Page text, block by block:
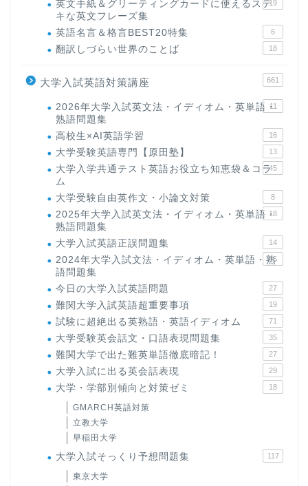
英文手紙＆グリーティングカードに使えるステ
キな英文フレーズ集
19
英語名言＆格言BEST20特集 6
翻訳しづらい世界のことば 18
大学入試英語対策講座 661
2026年大学入試英文法・イディオム・英単語・
熟語問題集
11
高校生×AI英語学習 16
大学受験英語専門【原田塾】 13
大学入学共通テスト英語お役立ち知恵袋＆コラ
ム
45
大学受験自由英作文・小論文対策 8
2025年大学入試英文法・イディオム・英単語・
熟語問題集
18
大学入試英語正誤問題集 14
2024年大学入試文法・イディオム・英単語・熟
語問題集
15
今日の大学入試英語問題 27
難関大学入試英語超重要事項 19
試験に超絶出る英熟語・英語イディオム 71
大学受験英会話文・口語表現問題集 35
難関大学で出た難英単語徹底暗記！ 27
大学入試に出る英会話表現 29
大学・学部別傾向と対策ゼミ 18
GMARCH英語対策
立教大学
早稲田大学
大学入試そっくり予想問題集 117
東京大学